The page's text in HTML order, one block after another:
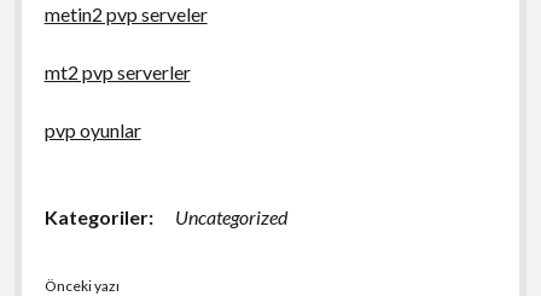
metin2 pvp serveler
mt2 pvp serverler
pvp oyunlar
Kategoriler: Uncategorized
Önceki yazı